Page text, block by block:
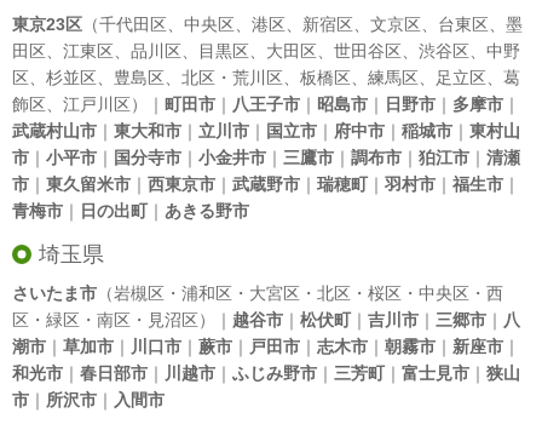
東京23区 （千代田区 中央区 港区 新宿区 文京区 台東区
墨
田区
江東区 品川区 目黒区 大田区 世田谷区 渋谷区
中野
区
杉並区 豊島区 北区 ・ 荒川区 板橋区 練馬区 足立区
葛
飾区
江戸川区）｜ 町田市 ｜ 八王子市 ｜ 昭島市 ｜ 日野市 ｜ 多摩市 ｜
武蔵村山市 ｜ 東大和市 ｜ 立川市 ｜ 国立市 ｜ 府中市 ｜ 稲城市 ｜ 東村山
市 ｜ 小平市 ｜ 国分寺市 ｜ 小金井市 ｜ 三鷹市 ｜ 調布市 ｜ 狛江市 ｜ 清瀬
市 ｜ 東久留米市 ｜ 西東京市 ｜ 武蔵野市 ｜ 瑞穂町｜ 羽村市 ｜ 福生市 ｜
青梅市 ｜ 日の出町｜ あきる野市
埼玉県
さいたま市 （岩槻区・浦和区・大宮区・北区・桜区・中央区・西
区・緑区・南区・見沼区）｜ 越谷市 ｜ 松伏町｜ 吉川市 ｜ 三郷市 ｜ 八
潮市 ｜ 草加市 ｜ 川口市 ｜ 蕨市 ｜ 戸田市 ｜ 志木市 ｜ 朝霧市 ｜ 新座市 ｜
和光市 ｜ 春日部市 ｜ 川越市 ｜ ふじみ野市 ｜ 三芳町｜ 富士見市 ｜ 狭山
市 ｜ 所沢市 ｜ 入間市